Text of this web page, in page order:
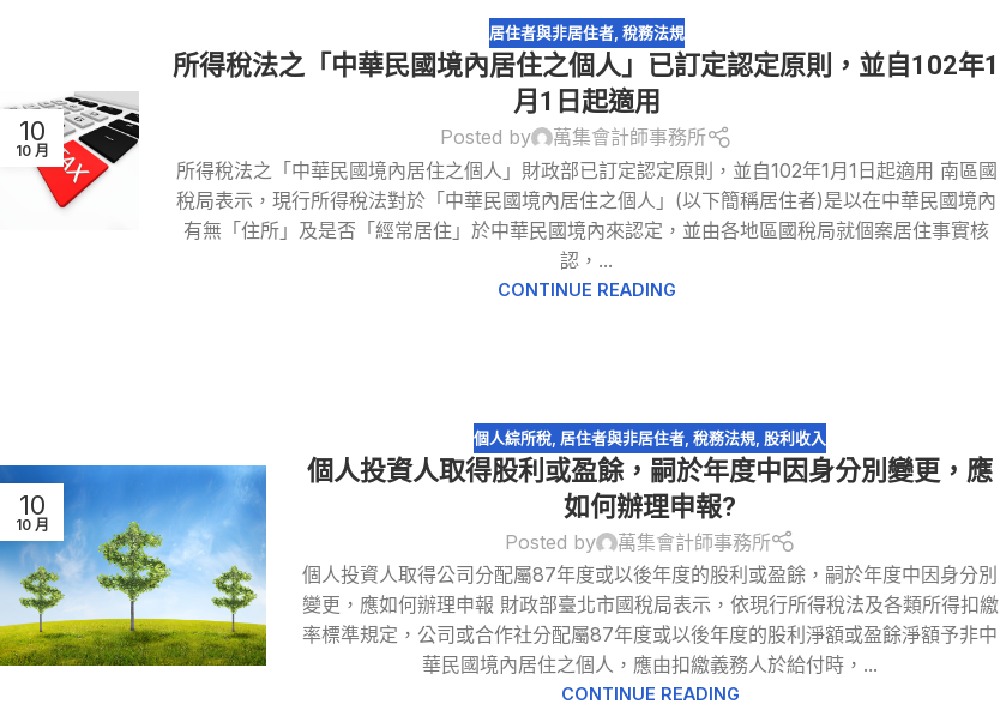
10
10 月
居住者與非居住者, 稅務法規
所得稅法之「中華民國境內居住之個人」已訂定認定原則，並自102年1
月1日起適用
Posted by
萬集會計師事務所
所得稅法之「中華民國境內居住之個人」財政部已訂定認定原則，並自102年1月1日起適用 南區國
稅局表示，現行所得稅法對於「中華民國境內居住之個人」(以下簡稱居住者)是以在中華民國境內
有無「住所」及是否「經常居住」於中華民國境內來認定，並由各地區國稅局就個案居住事實核
認，...
CONTINUE READING
10
10 月
個人綜所稅 居住者與非居住者 ,稅務法規 股利收入
個人投資人取得股利或盈餘，嗣於年度中因身分別變更，應
如何辦理申報?
Posted by
萬集會計師事務所
個人投資人取得公司分配屬87年度或以後年度的股利或盈餘，嗣於年度中因身分別
變更，應如何辦理申報 財政部臺北市國稅局表示，依現行所得稅法及各類所得扣繳
率標準規定，公司或合作社分配屬87年度或以後年度的股利淨額或盈餘淨額予非中
華民國境內居住之個人，應由扣繳義務人於給付時，...
CONTINUE READING